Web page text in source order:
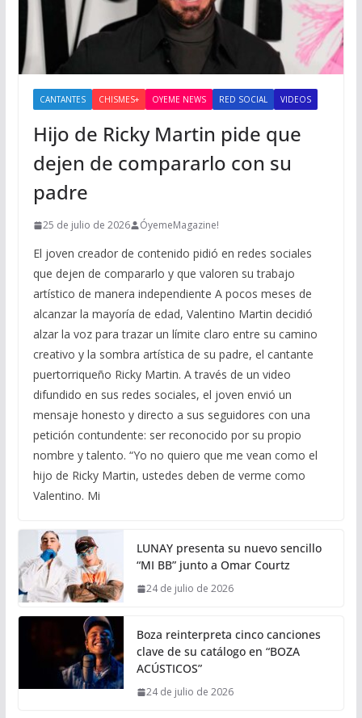
CANTANTES CHISMES+ OYEME NEWS RED SOCIAL VIDEOS
Hijo de Ricky Martin pide que
dejen de compararlo con su
padre
25 de julio de 2026 ÓyemeMagazine!
El joven creador de contenido pidió en redes sociales
que dejen de compararlo y que valoren su trabajo
artístico de manera independiente A pocos meses de
alcanzar la mayoría de edad, Valentino Martin decidió
alzar la voz para trazar un límite claro entre su camino
creativo y la sombra artística de su padre, el cantante
puertorriqueño Ricky Martin. A través de un video
difundido en sus redes sociales, el joven envió un
mensaje honesto y directo a sus seguidores con una
petición contundente: ser reconocido por su propio
nombre y talento. “Yo no quiero que me vean como el
hijo de Ricky Martin, ustedes deben de verme como
Valentino. Mi
LUNAY presenta su nuevo sencillo
“MI BB” junto a Omar Courtz
24 de julio de 2026
Boza reinterpreta cinco canciones
clave de su catálogo en “BOZA
ACÚSTICOS”
24 de julio de 2026